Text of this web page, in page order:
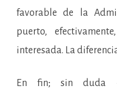
favorable de la
puerto,
interesada. La
En fin; sin duda